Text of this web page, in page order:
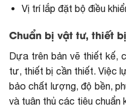
Vị trí lắp đặt bộ điều
Chuẩn bị vật tư, thiết bị
Dựa trên bản vẽ thiết kế,
tư, thiết bị cần thiết. Việc
bảo chất lượng, độ bền,
và tuân thủ các tiêu chuẩn